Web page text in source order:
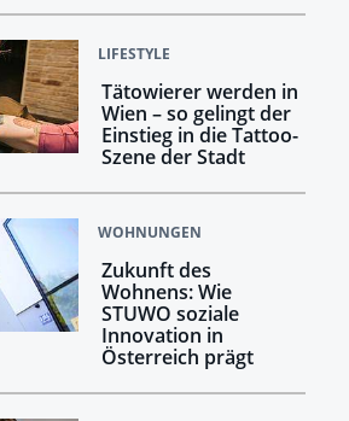
LIFESTYLE
Tätowierer werden in
Wien – so gelingt der
Einstieg in die Tattoo-
Szene der Stadt
WOHNUNGEN
Zukunft des
Wohnens: Wie
STUWO soziale
Innovation in
Österreich prägt